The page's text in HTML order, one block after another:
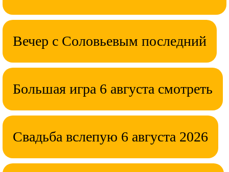
Вечер с Соловьевым последний
Большая игра 6 августа смотреть
Свадьба вслепую 6 августа 2026